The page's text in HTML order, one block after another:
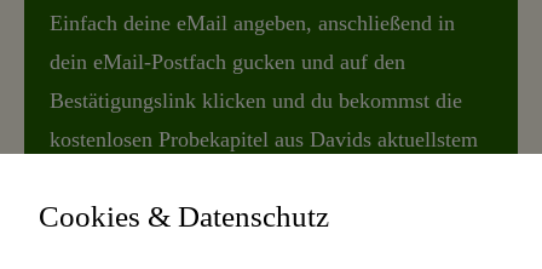
Einfach deine eMail angeben, anschließend in
dein eMail-Postfach gucken und auf den
Bestätigungslink klicken und du bekommst die
kostenlosen Probekapitel aus Davids aktuellstem
Cookies & Datenschutz